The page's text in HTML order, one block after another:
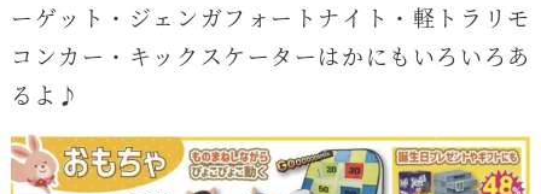
ーゲット・ジェンガフォートナイト・軽トラリモ
コンカー・キックスケーターはかにもいろいろあ
るよ♪